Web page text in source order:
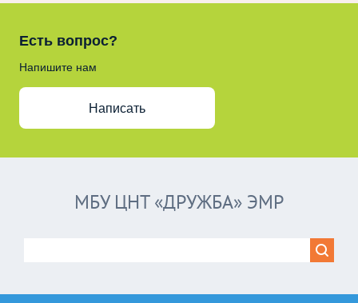
Есть вопрос?
Напишите нам
Написать
МБУ ЦНТ «ДРУЖБА» ЭМР